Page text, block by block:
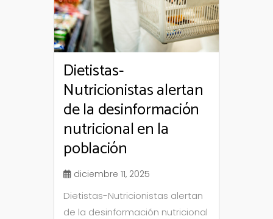
Dietistas-
Nutricionistas alertan
de la desinformación
nutricional en la
población
diciembre 11, 2025
Dietistas-Nutricionistas alertan
de la desinformación nutricional